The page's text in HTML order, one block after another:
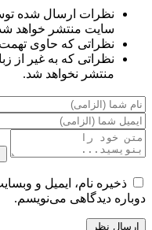
نظرات ارسال شده
سایت منتشر خواهد
نظراتی که حاوی تهمت
نظراتی که به غیر از
منتشر نخواهد شد.
ذخیره نام، ایمیل و
دوباره دیدگاهی می‌نویسم.